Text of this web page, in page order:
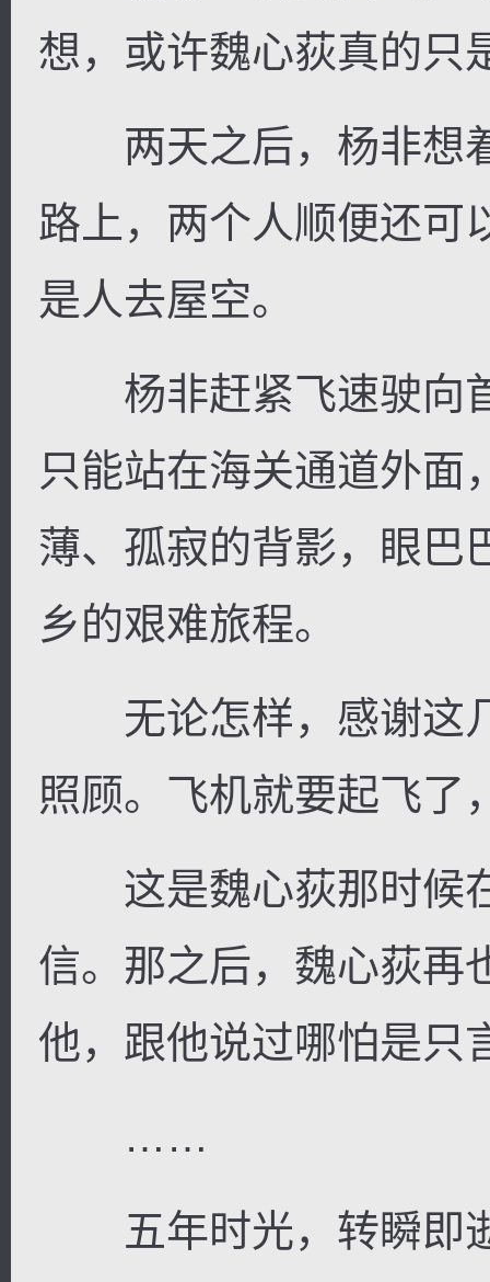
想，或许魏心荻真的只
两天之后，杨非想
路上，两个人顺便还可
是人去屋空。
杨非赶紧飞速驶向
只能站在海关通道外面
薄、孤寂的背影，眼巴
乡的艰难旅程。
无论怎样，感谢这
照顾。飞机就要起飞了
这是魏心荻那时候
信。那之后，魏心荻再
他，跟他说过哪怕是只
……
五年时光，转瞬即